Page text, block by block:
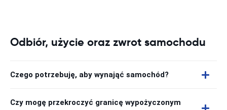
Odbiór, użycie oraz zwrot samochodu
Czego potrzebuję, aby wynająć samochód?
Czy mogę przekroczyć granicę wypożyczonym